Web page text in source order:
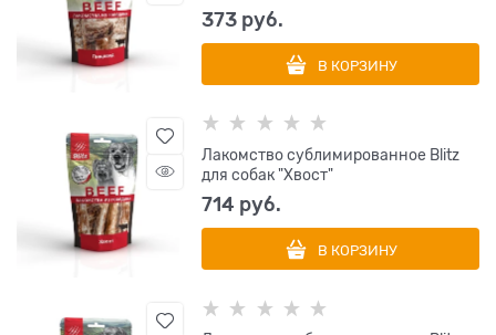
373 руб.
В КОРЗИНУ
Лакомство сублимированное Blitz
для собак "Хвост"
714 руб.
В КОРЗИНУ